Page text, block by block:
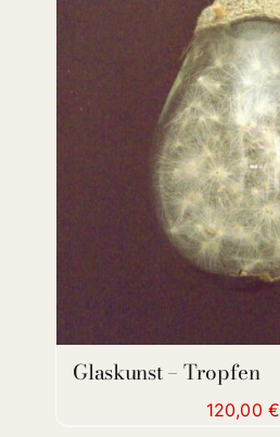
DETAILS
Glaskunst – Tropfen
120,00€